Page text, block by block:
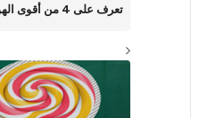
تعرف على 4 من أقوى الهواتف الذكية في العالم